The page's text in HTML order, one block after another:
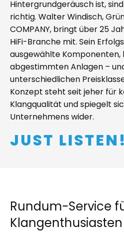
Hintergrundgeräusch ist,
richtig. Walter Windisch,
COMPANY, bringt über 25
HiFi-Branche mit. Sein
ausgewählte
abgestimmten Anlagen –
unterschiedlichen
Konzept steht seit jeher für
Klangqualität und spiegelt
Unternehmens wider.
JUST LISTEN!
Rundum-Service
Klangenthusiasten